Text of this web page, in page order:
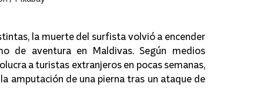
la muerte del surfista volvió a encender
de aventura en Maldivas. Según medios
a turistas extranjeros en pocas semanas,
amputación de una pierna tras un ataque de